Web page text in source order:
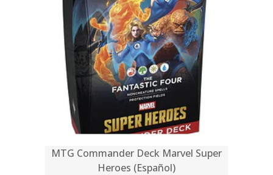
MTG Commander Deck Marvel Super
Heroes (Español)